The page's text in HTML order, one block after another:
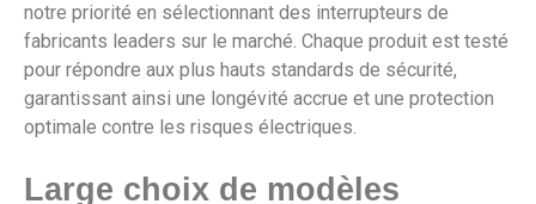
notre priorité en sélectionnant des interrupteurs de
fabricants leaders sur le marché. Chaque produit est testé
pour répondre aux plus hauts standards de sécurité,
garantissant ainsi une longévité accrue et une protection
optimale contre les risques électriques.
Large choix de modèles